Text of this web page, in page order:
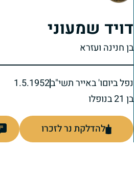
דויד שמעוני
בן חנינה ועזרא
נפל ביוםו' באייר תשי"ב1.5.1952
בן 21 בנופלו
להדלקת נר לזכרו